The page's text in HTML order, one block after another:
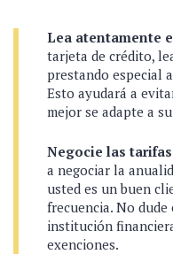
Lea atentamente
tarjeta de crédito,
prestando especial
Esto ayudará a
mejor se adapte a
Negocie las
a negociar la
usted es un buen
frecuencia. No
institución
exenciones.